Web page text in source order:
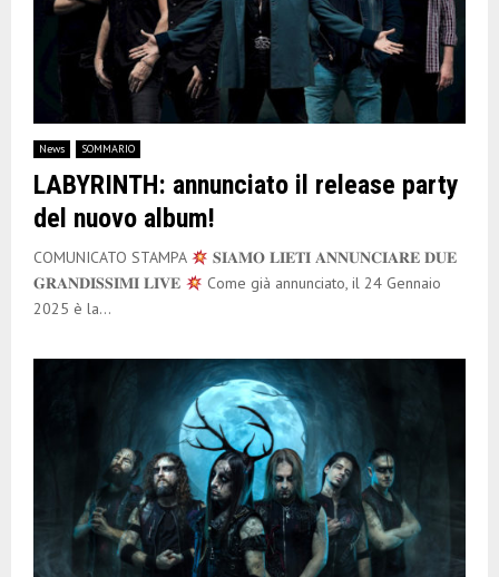
News SOMMARIO
LABYRINTH: annunciato il release party
del nuovo album!
COMUNICATO STAMPA
𝐒𝐈𝐀𝐌𝐎 𝐋𝐈𝐄𝐓𝐈 𝐀𝐍𝐍𝐔𝐍𝐂𝐈𝐀𝐑𝐄 𝐃𝐔𝐄
𝐆𝐑𝐀𝐍𝐃𝐈𝐒𝐒𝐈𝐌𝐈 𝐋𝐈𝐕𝐄
Come già annunciato, il 24 Gennaio
2025 è la...